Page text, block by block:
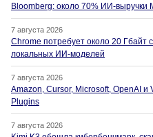
Bloomberg: около 70% ИИ-выручки
7 августа 2026
Chrome потребует около 20 Гбайт
локальных ИИ-моделей
7 августа 2026
Amazon, Cursor, Microsoft, OpenAI и
Plugins
7 августа 2026